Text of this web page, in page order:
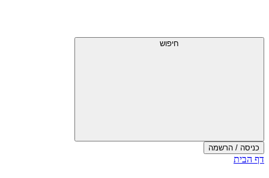
חיפוש
כניסה / הרשמה
דף הבית